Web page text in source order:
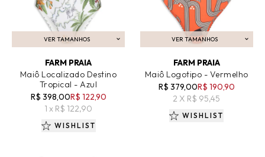
VER TAMANHOS
ADICIONAR AO CARRINHO
FARM PRAIA
Maiô Localizado Destino
Tropical - Azul
R$ 398,00R$ 122,90
1 x R$ 122,90
WISHLIST
VER TAMANHOS
ADICIONAR AO CARRINHO
FARM PRAIA
Maiô Logotipo - Vermelho
R$ 379,00R$ 190,90
2 X R$ 95,45
WISHLIST